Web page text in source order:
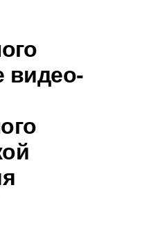
видео-